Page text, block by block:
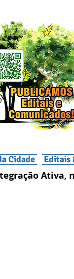
Cidade Editais
Ativa,